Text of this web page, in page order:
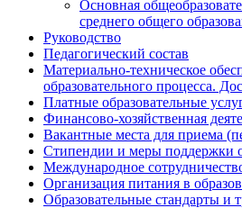
Основная
среднего общего
Руководство
Педагогический состав
Материально-техническое
образовательного процесса.
Платные образовательные
Финансово-хозяйственная
Вакантные места для приема
Стипендии и меры поддержки
Международное
Организация питания в
Образовательные стандарты и